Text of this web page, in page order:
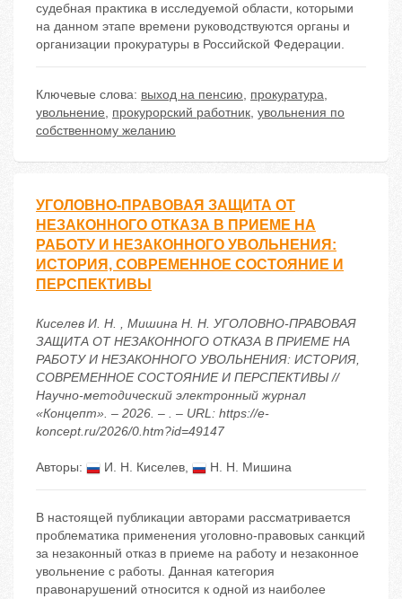
судебная практика в исследуемой области, которыми
на данном этапе времени руководствуются органы и
организации прокуратуры в Российской Федерации.
Ключевые слова: выход на пенсию, прокуратура,
увольнение, прокурорский работник, увольнения по
собственному желанию
УГОЛОВНО-ПРАВОВАЯ ЗАЩИТА ОТ
НЕЗАКОННОГО ОТКАЗА В ПРИЕМЕ НА
РАБОТУ И НЕЗАКОННОГО УВОЛЬНЕНИЯ:
ИСТОРИЯ, СОВРЕМЕННОЕ СОСТОЯНИЕ И
ПЕРСПЕКТИВЫ
Киселев И. Н. , Мишина Н. Н. УГОЛОВНО-ПРАВОВАЯ
ЗАЩИТА ОТ НЕЗАКОННОГО ОТКАЗА В ПРИЕМЕ НА
РАБОТУ И НЕЗАКОННОГО УВОЛЬНЕНИЯ: ИСТОРИЯ,
СОВРЕМЕННОЕ СОСТОЯНИЕ И ПЕРСПЕКТИВЫ //
Научно-методический электронный журнал
«Концепт». – 2026. – . – URL: https://e-
koncept.ru/2026/0.htm?id=49147
Авторы: И. Н. Киселев, Н. Н. Мишина
В настоящей публикации авторами рассматривается
проблематика применения уголовно-правовых санкций
за незаконный отказ в приеме на работу и незаконное
увольнение с работы. Данная категория
правонарушений относится к одной из наиболее